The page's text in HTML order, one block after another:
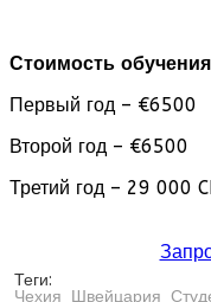
Стоимость
Первый год – €6500
Второй год – €6500
Третий год – 29 000
Теги:
Чехия Швейцария